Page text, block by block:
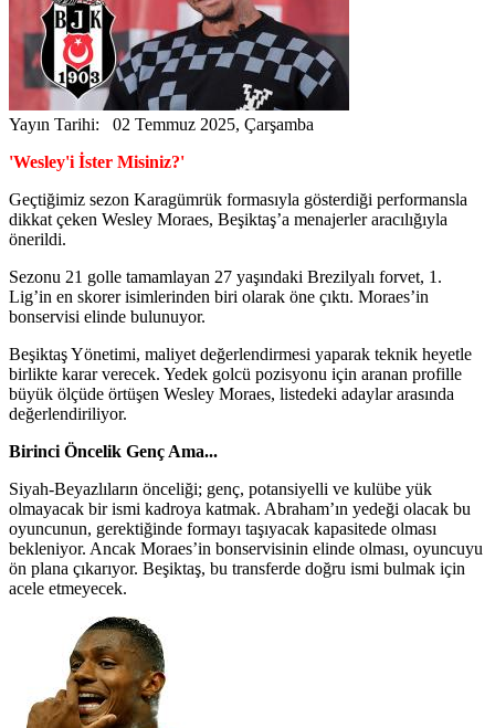
Yayın Tarihi: 02 Temmuz 2025, Çarşamba
'Wesley'i İster Misiniz?'
Geçtiğimiz sezon Karagümrük formasıyla gösterdiği performansla
dikkat çeken Wesley Moraes, Beşiktaş’a menajerler aracılığıyla
önerildi.
Sezonu 21 golle tamamlayan 27 yaşındaki Brezilyalı forvet, 1.
Lig’in en skorer isimlerinden biri olarak öne çıktı. Moraes’in
bonservisi elinde bulunuyor.
Beşiktaş Yönetimi, maliyet değerlendirmesi yaparak teknik heyetle
birlikte karar verecek. Yedek golcü pozisyonu için aranan profille
büyük ölçüde örtüşen Wesley Moraes, listedeki adaylar arasında
değerlendiriliyor.
Birinci Öncelik Genç Ama...
Siyah-Beyazlıların önceliği; genç, potansiyelli ve kulübe yük
olmayacak bir ismi kadroya katmak. Abraham’ın yedeği olacak bu
oyuncunun, gerektiğinde formayı taşıyacak kapasitede olması
bekleniyor. Ancak Moraes’in bonservisinin elinde olması, oyuncuyu
ön plana çıkarıyor. Beşiktaş, bu transferde doğru ismi bulmak için
acele etmeyecek.